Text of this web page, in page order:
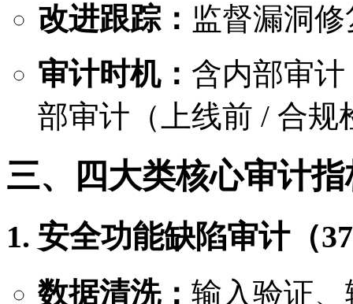
改进跟踪： 监督漏洞
审计时机： 含内部审
部审计（上线前 / 合规
三、四大类核心审计
1. 安全功能缺陷审计（
数据清洗： 输入验证